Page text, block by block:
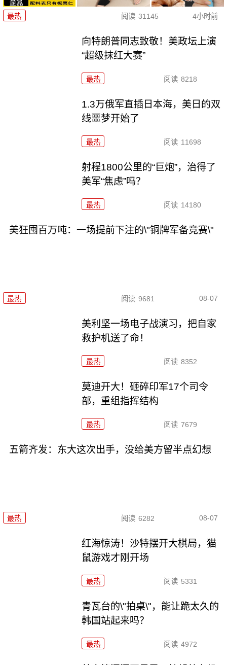
最热 阅读 31145 4小时前
向特朗普同志致敬！美政坛上演
“超级抹红大赛”
最热 阅读 8218
1.3万俄军直插日本海，美日的双
线噩梦开始了
最热 阅读 11698
射程1800公里的“巨炮”，治得了
美军“焦虑”吗？
最热 阅读 14180
美狂囤百万吨：一场提前下注的\"铜牌军备竞赛\"
最热 阅读 9681 08-07
美利坚一场电子战演习，把自家
救护机送了命！
最热 阅读 8352
莫迪开大！砸碎印军17个司令
部，重组指挥结构
最热 阅读 7679
五箭齐发：东大这次出手，没给美方留半点幻想
最热 阅读 6282 08-07
红海惊涛！沙特摆开大棋局，猫
鼠游戏才刚开场
最热 阅读 5331
青瓦台的\"拍桌\"，能让跪太久的
韩国站起来吗？
最热 阅读 4972